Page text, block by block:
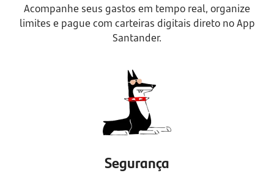
Acompanhe seus gastos em tempo real, organize
limites e pague com carteiras digitais direto no App
Santander.
Segurança